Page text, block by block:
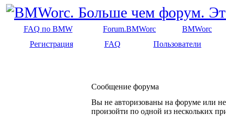
FAQ по BMW Forum.BMWorc
BMWorc
Регистрация
FAQ Пользователи
Сообщение форума
Вы не авторизованы на форуме или
произойти по одной из нескольких